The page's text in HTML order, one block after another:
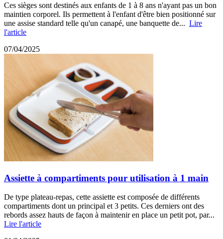
Ces sièges sont destinés aux enfants de 1 à 8 ans n'ayant pas un bon
maintien corporel. Ils permettent à l'enfant d'être bien positionné sur
une assise standard telle qu'un canapé, une banquette de... Lire
l'article
07/04/2025
Assiette à compartiments pour utilisation à 1 main
De type plateau-repas, cette assiette est composée de différents
compartiments dont un principal et 3 petits. Ces derniers ont des
rebords assez hauts de façon à maintenir en place un petit pot, par...
Lire l'article